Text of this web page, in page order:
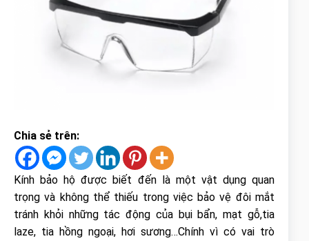
Chia sẻ trên:
Kính bảo hộ được biết đến là một vật dụng quan
trọng và không thể thiếu trong việc bảo vệ đôi mắt
tránh khỏi những tác động của bụi bẩn, mạt gỗ,tia
laze, tia hồng ngoại, hơi sương…Chính vì có vai trò